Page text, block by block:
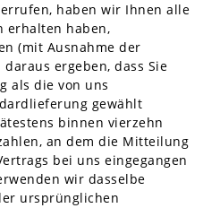
haben wir Ihnen alle
erhalten haben,
(mit Ausnahme der
ergeben, dass Sie
als die von uns
gewählt
binnen vierzehn
an dem die Mitteilung
bei uns eingegangen
wir dasselbe
ursprünglichen